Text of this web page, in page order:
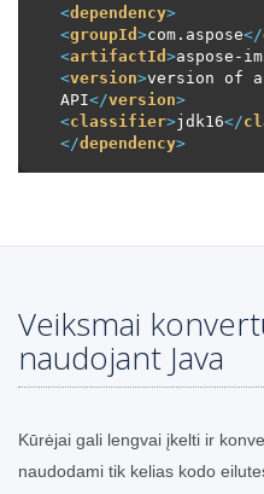
<dependency>
<groupId >com.aspose</
<artifactId >aspose-
<version>version of
API</version>
<classifier>jdk16</
</dependency>
Veiksmai
naudojant Java
Kūrėjai gali lengvai įkelti ir
naudodami tik kelias kodo